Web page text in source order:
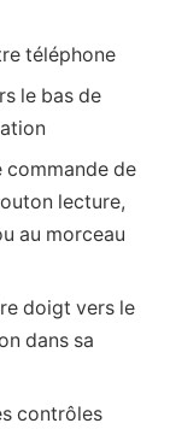
téléphone
le bas de
commande de
lecture,
au morceau
doigt vers le
dans sa
contrôles